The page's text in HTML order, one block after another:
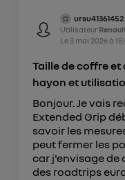
ursu41361452
Utilisateur
Le 3 mai 2026à
Taille de coffre
hayon et
Bonjour. Je vais
Extended Grip
savoir les
peut fermer les
car j'envisage de
des roadtrips